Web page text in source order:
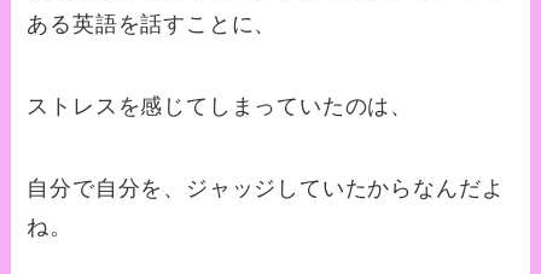
ある英語を話すことに、
ストレスを感じてしまっていたのは、
自分で自分を、ジャッジしていたからなんだよ
ね。